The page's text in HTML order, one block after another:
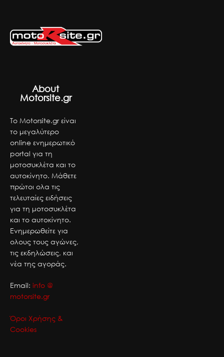
About
Motorsite.gr
Το Motorsite.gr είναι
το μεγαλύτερο
online ενημερωτικό
portal για τη
μοτοσυκλέτα και το
αυτοκίνητο. Μάθετε
πρώτοι ολα τις
τελευταίες ειδήσεις
για τη μοτοσυκλέτα
και το αυτοκίνητο.
Ενημερωθείτε για
ολους τους αγώνες,
τις εκδηλώσεις, και
νέα της αγοράς.
Email: info @
motorsite.gr
Όροι Χρήσης &
Cookies